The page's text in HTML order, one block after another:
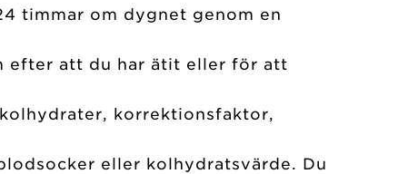
timmar om dygnet genom en
efter att du har ätit eller för att
korrektionsfaktor,
eller kolhydratsvärde. Du